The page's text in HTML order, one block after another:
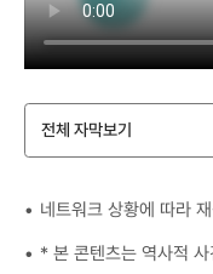
전체 자막보기
네트워크 상황에 따라
* 본 콘텐츠는 역사적